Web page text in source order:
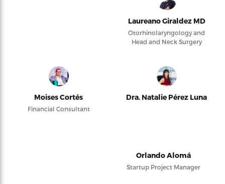
Laureano Giraldez MD
Otorhinolaryngology and
Head and Neck Surgery
Moises Cortés
Financial Consultant
Dra. Natalie Pérez Luna
Orlando Alomá
Startup Project Manager